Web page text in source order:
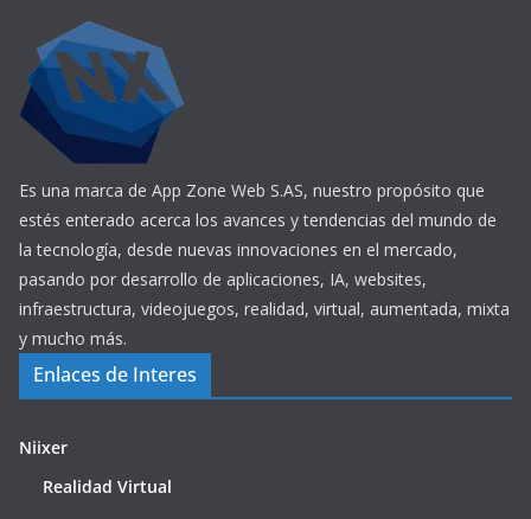
Es una marca de App Zone Web S.AS, nuestro propósito que
estés enterado acerca los avances y tendencias del mundo de
la tecnología, desde nuevas innovaciones en el mercado,
pasando por desarrollo de aplicaciones, IA, websites,
infraestructura, videojuegos, realidad, virtual, aumentada, mixta
y mucho más.
Enlaces de Interes
Niixer
Realidad Virtual